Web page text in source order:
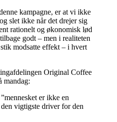
kampagne, er at vi ikke
slet ikke når det drejer sig
rationelt og økonomisk lød
godt – men i realiteten
modsatte effekt – i hvert
Original Coffee
mandag:
er ikke en
vigtigste driver for den